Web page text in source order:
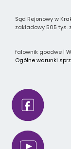
Sąd Rejonowy w
zakładowy 505 tys.
falownik goodwe |
Ogólne warunki